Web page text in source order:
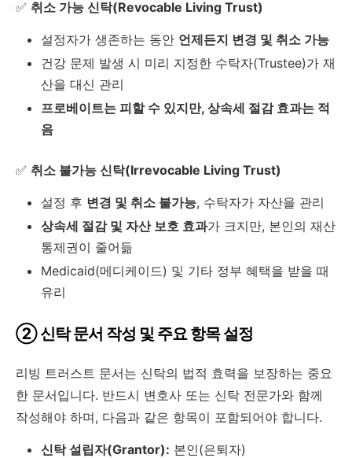
✅ 취소 가능 신탁(Revocable Living Trust)
설정자가 생존하는 동안 언제든지 변경 및 취소 가능
건강 문제 발생 시 미리 지정한 수탁자(Trustee)가 재
산을 대신 관리
프로베이트는 피할 수 있지만, 상속세 절감 효과는 적
음
✅ 취소 불가능 신탁(Irrevocable Living Trust)
설정 후 변경 및 취소 불가능, 수탁자가 자산을 관리
상속세 절감 및 자산 보호 효과가 크지만, 본인의 재산
통제권이 줄어듦
Medicaid(메디케이드) 및 기타 정부 혜택을 받을 때
유리
② 신탁 문서 작성 및 주요 항목 설정
리빙 트러스트 문서는 신탁의 법적 효력을 보장하는 중요
한 문서입니다. 반드시 변호사 또는 신탁 전문가와 함께
작성해야 하며, 다음과 같은 항목이 포함되어야 합니다.
신탁 설립자(Grantor): 본인(은퇴자)